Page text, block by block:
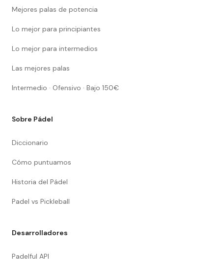
Mejores palas de potencia
Lo mejor para principiantes
Lo mejor para intermedios
Las mejores palas
Intermedio · Ofensivo · Bajo 150€
Sobre Pádel
Diccionario
Cómo puntuamos
Historia del Pádel
Padel vs Pickleball
Desarrolladores
Padelful API